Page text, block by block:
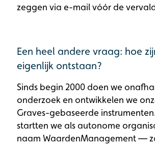
zeggen via e-mail vóór de
Een heel andere vraag: hoe
eigenlijk ontstaan?
Sinds begin 2000 doen we
onderzoek en ontwikkelen we
Graves-gebaseerde
startten we als autonome
naam WaardenManagement —